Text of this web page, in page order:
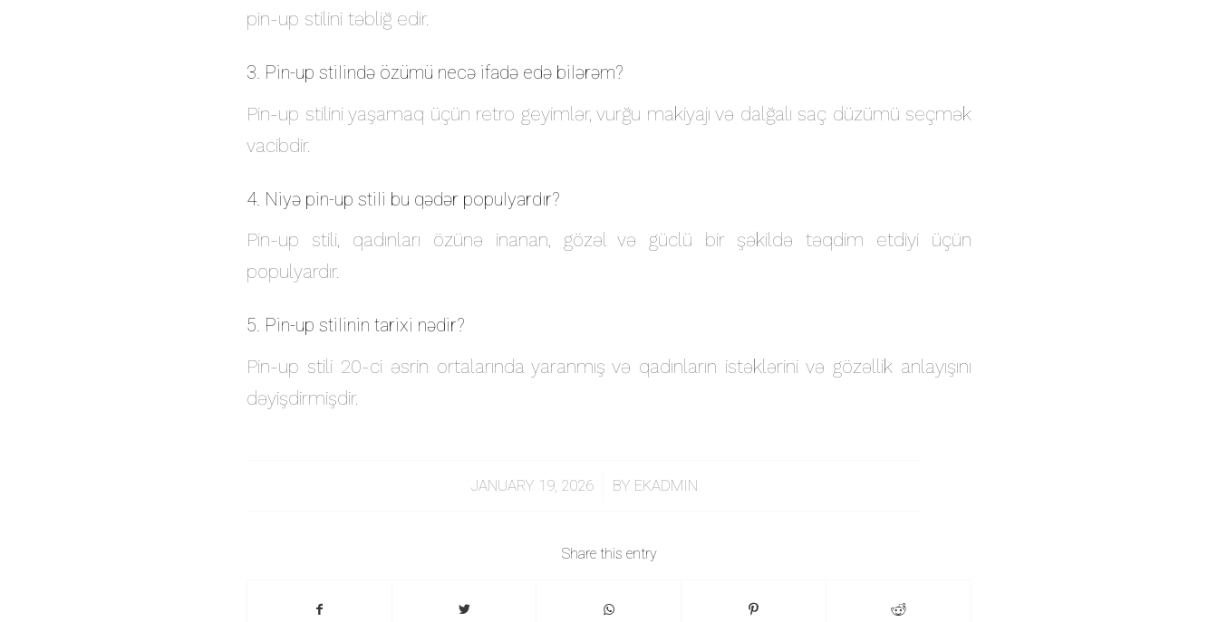
pin-up stilini təbliğ edir.
3. Pin-up stilində özümü necə ifadə edə bilərəm?
Pin-up stilini yaşamaq üçün retro geyimlər, vurğu makiyajı və dalğalı saç düzümü seçmək
vacibdir.
4. Niyə pin-up stili bu qədər populyardır?
Pin-up stili, qadınları özünə inanan, gözəl və güclü bir şəkildə təqdim etdiyi üçün
populyardır.
5. Pin-up stilinin tarixi nədir?
Pin-up stili 20-ci əsrin ortalarında yaranmış və qadınların istəklərini və gözəllik anlayışını
dəyişdirmişdir.
JANUARY 19, 2026
/ BY EKADMIN
Share this entry